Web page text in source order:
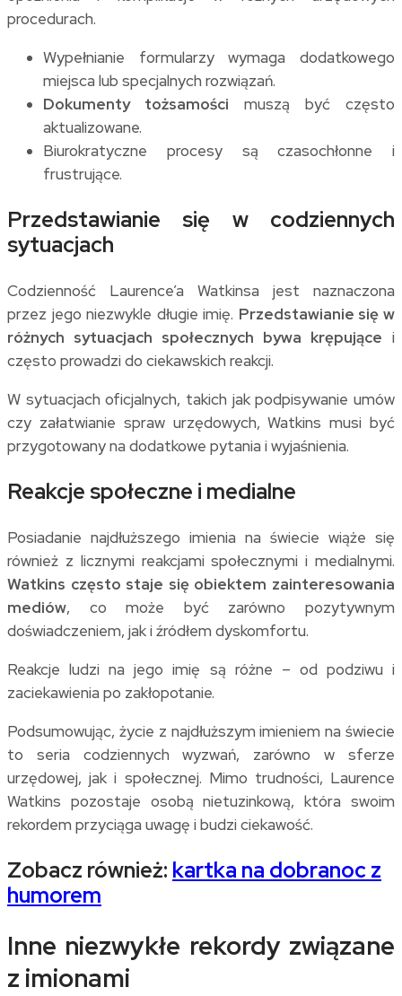
procedurach.
Wypełnianie formularzy wymaga dodatkowego
miejsca lub specjalnych rozwiązań.
Dokumenty tożsamości muszą być często
aktualizowane.
Biurokratyczne procesy są czasochłonne i
frustrujące.
Przedstawianie się w codziennych
sytuacjach
Codzienność Laurence’a Watkinsa jest naznaczona
przez jego niezwykle długie imię. Przedstawianie się w
różnych sytuacjach społecznych bywa krępujące i
często prowadzi do ciekawskich reakcji.
W sytuacjach oficjalnych, takich jak podpisywanie umów
czy załatwianie spraw urzędowych, Watkins musi być
przygotowany na dodatkowe pytania i wyjaśnienia.
Reakcje społeczne i medialne
Posiadanie najdłuższego imienia na świecie wiąże się
również z licznymi reakcjami społecznymi i medialnymi.
Watkins często staje się obiektem zainteresowania
mediów, co może być zarówno pozytywnym
doświadczeniem, jak i źródłem dyskomfortu.
Reakcje ludzi na jego imię są różne – od podziwu i
zaciekawienia po zakłopotanie.
Podsumowując, życie z najdłuższym imieniem na świecie
to seria codziennych wyzwań, zarówno w sferze
urzędowej, jak i społecznej. Mimo trudności, Laurence
Watkins pozostaje osobą nietuzinkową, która swoim
rekordem przyciąga uwagę i budzi ciekawość.
Zobacz również: kartka na dobranoc z
humorem
Inne niezwykłe rekordy związane
z imionami